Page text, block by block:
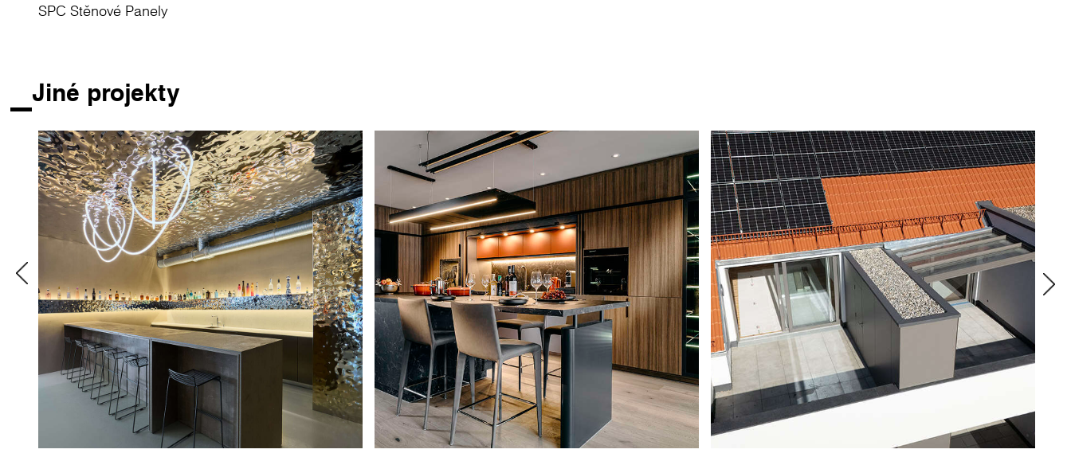
SPC Stěnové Panely
Jiné projekty